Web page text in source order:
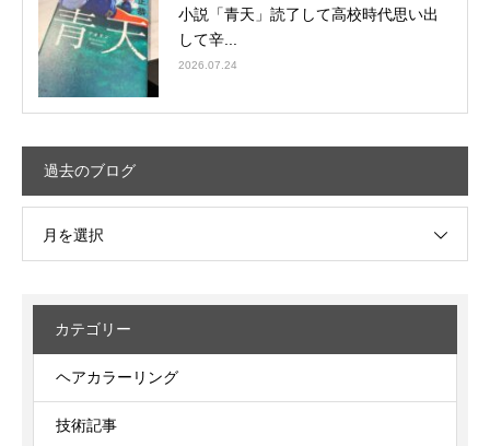
小説「青天」読了して高校時代思い出
して辛...
2026.07.24
過去のブログ
月を選択
カテゴリー
ヘアカラーリング
技術記事